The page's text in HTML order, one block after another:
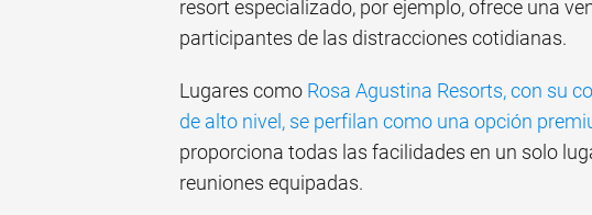
resort especializado, por ejemplo, ofrece una
participantes de las distracciones cotidianas.
Lugares como Rosa Agustina Resorts, con su
de alto nivel, se perfilan como una opción
proporciona todas las facilidades en un solo
reuniones equipadas.